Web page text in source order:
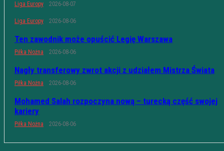
Liga Europy 2026-08-07
Liga Europy 2026-08-06
Ten zawodnik może opuścić Legię Warszawa
Piłka Nożna 2026-08-06
Nagły transferowy zwrot akcji z udziałem Mistrza Świata
Piłka Nożna 2026-08-06
Mohamed Salah rozpoczyna nową – turecką część swojej
kariery
Piłka Nożna 2026-08-06